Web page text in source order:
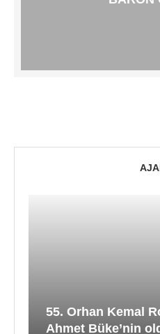
55. Orhan Kemal
Ahmet Büke’nin